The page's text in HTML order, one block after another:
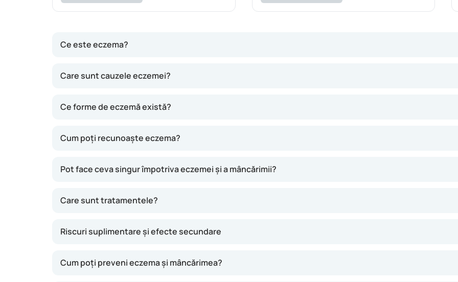
Ce este eczema?
edem, fisuri sau cruste. Uneori, erupția e și umedă. Eczema e adesea însoțită de mâncărime intensă.
Care sunt cauzele eczemei?
Ce forme de eczemă există?
Cum poți recunoaște eczema?
Pot face ceva singur împotriva eczemei și a mâncărimii?
Care sunt tratamentele?
Riscuri suplimentare și efecte secundare
Cum poți preveni eczema și mâncărimea?